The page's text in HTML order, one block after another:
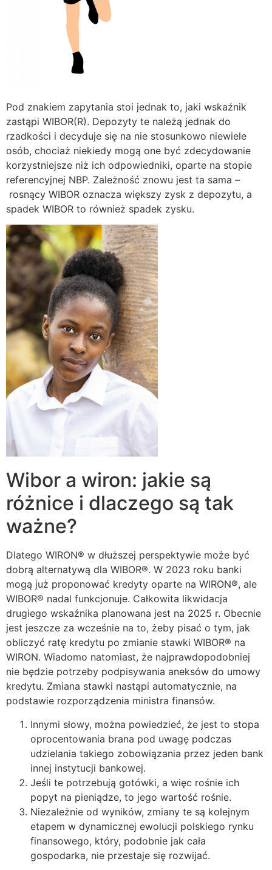
Pod znakiem zapytania stoi jednak to, jaki wskaźnik
zastąpi WIBOR(R). Depozyty te należą jednak do
rzadkości i decyduje się na nie stosunkowo niewiele
osób, chociaż niekiedy mogą one być zdecydowanie
korzystniejsze niż ich odpowiedniki, oparte na stopie
referencyjnej NBP. Zależność znowu jest ta sama –
rosnący WIBOR oznacza większy zysk z depozytu, a
spadek WIBOR to również spadek zysku.
Wibor a wiron: jakie są
różnice i dlaczego są tak
ważne?
Dlatego WIRON® w dłuższej perspektywie może być
dobrą alternatywą dla WIBOR®. W 2023 roku banki
mogą już proponować kredyty oparte na WIRON®, ale
WIBOR® nadal funkcjonuje. Całkowita likwidacja
drugiego wskaźnika planowana jest na 2025 r. Obecnie
jest jeszcze za wcześnie na to, żeby pisać o tym, jak
obliczyć ratę kredytu po zmianie stawki WIBOR® na
WIRON. Wiadomo natomiast, że najprawdopodobniej
nie będzie potrzeby podpisywania aneksów do umowy
kredytu. Zmiana stawki nastąpi automatycznie, na
podstawie rozporządzenia ministra finansów.
Innymi słowy, można powiedzieć, że jest to stopa
oprocentowania brana pod uwagę podczas
udzielania takiego zobowiązania przez jeden bank
innej instytucji bankowej.
Jeśli te potrzebują gotówki, a więc rośnie ich
popyt na pieniądze, to jego wartość rośnie.
Niezależnie od wyników, zmiany te są kolejnym
etapem w dynamicznej ewolucji polskiego rynku
finansowego, który, podobnie jak cała
gospodarka, nie przestaje się rozwijać.